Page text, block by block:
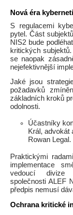
Nová éra
S regulacemi
pytel. Část
NIS2 bude
kritických
se naopak
nejefektivnější
Jaké jsou
požadavků
základních kroků
odolnosti.
Účastníky
Král, advokát
Rowan Legal.
Praktickými
implementace
vedoucí divize
společnosti ALEF
předpis nemusí
Ochrana kritické